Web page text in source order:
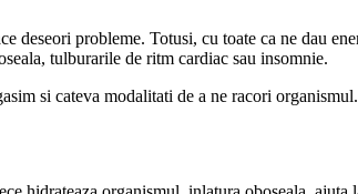
deseori probleme. Totusi, cu toate ca ne dau
tulburarile de ritm cardiac sau insomnie.
si cateva modalitati de a ne racori